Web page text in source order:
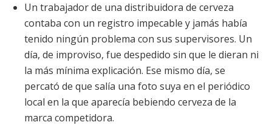
Un trabajador de una distribuidora de cerveza
contaba con un registro impecable y jamás había
tenido ningún problema con sus supervisores. Un
día, de improviso, fue despedido sin que le dieran ni
la más mínima explicación. Ese mismo día, se
percató de que salía una foto suya en el periódico
local en la que aparecía bebiendo cerveza de la
marca competidora.